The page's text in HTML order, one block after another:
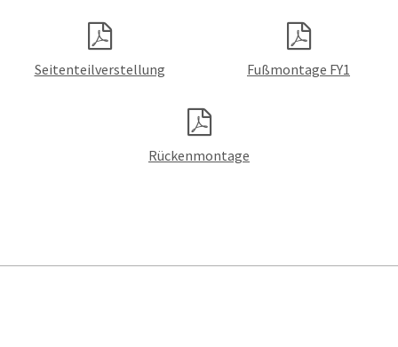
Seitenteilverstellung Fußmontage FY1
Rückenmontage